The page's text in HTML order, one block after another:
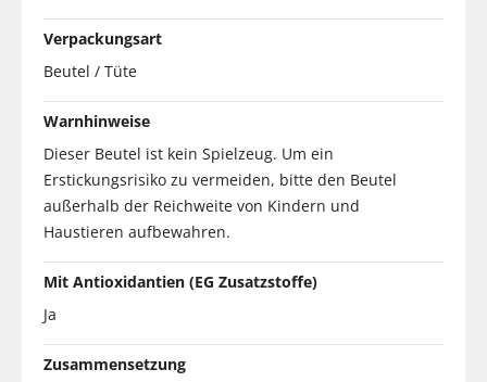
Verpackungsart
Beutel / Tüte
Warnhinweise
Dieser Beutel ist kein Spielzeug. Um ein
Erstickungsrisiko zu vermeiden, bitte den Beutel
außerhalb der Reichweite von Kindern und
Haustieren aufbewahren.
Mit Antioxidantien (EG Zusatzstoffe)
Ja
Zusammensetzung